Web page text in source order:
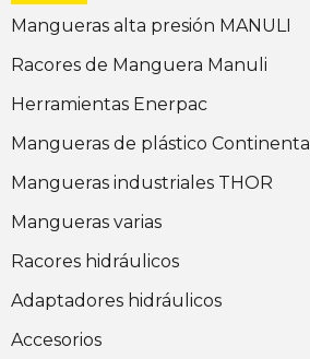
Mangueras alta presión MANULI
Racores de Manguera Manuli
Herramientas Enerpac
Mangueras de plástico Continental
Mangueras industriales THOR
Mangueras varias
Racores hidráulicos
Adaptadores hidráulicos
Accesorios